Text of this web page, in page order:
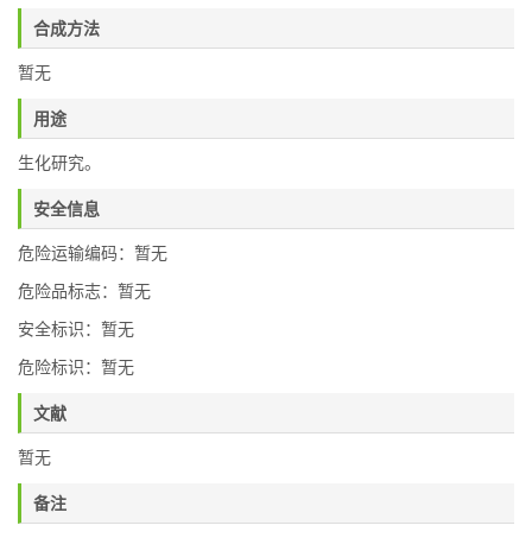
合成方法
暂无
用途
生化研究。
安全信息
危险运输编码：暂无
危险品标志：暂无
安全标识：暂无
危险标识：暂无
文献
暂无
备注